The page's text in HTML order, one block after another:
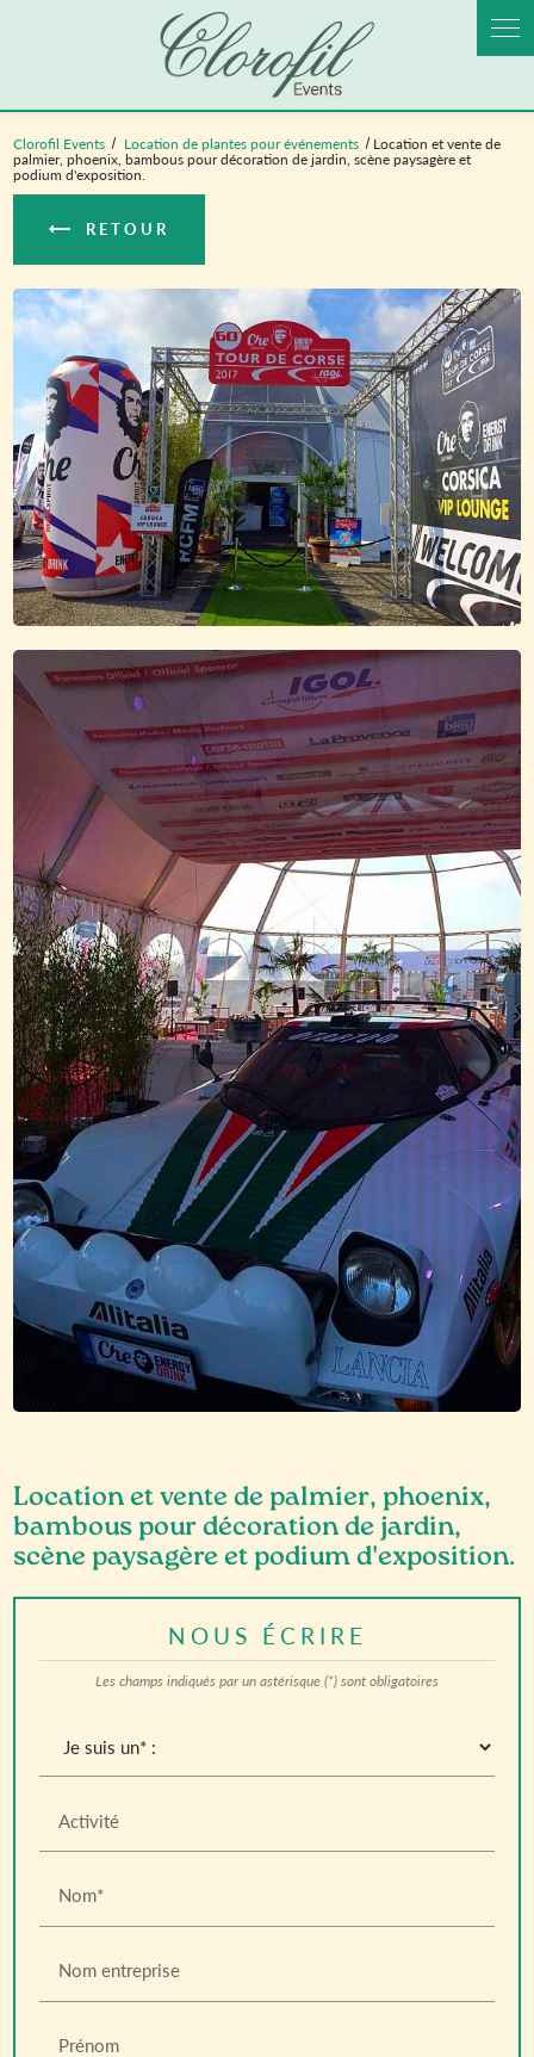
Clorofil Events Location de plantes pour événements Location et vente de
palmier, phoenix, bambous pour décoration de jardin, scène paysagère et
podium d'exposition.
RETOUR
Location et vente de palmier, phoenix,
bambous pour décoration de jardin,
scène paysagère et podium d'exposition.
NOUS ÉCRIRE
Les champs indiqués par un astérisque (*) sont obligatoires
Activité
Nom*
Nom entreprise
Prénom
Panneau de gestion des cookies